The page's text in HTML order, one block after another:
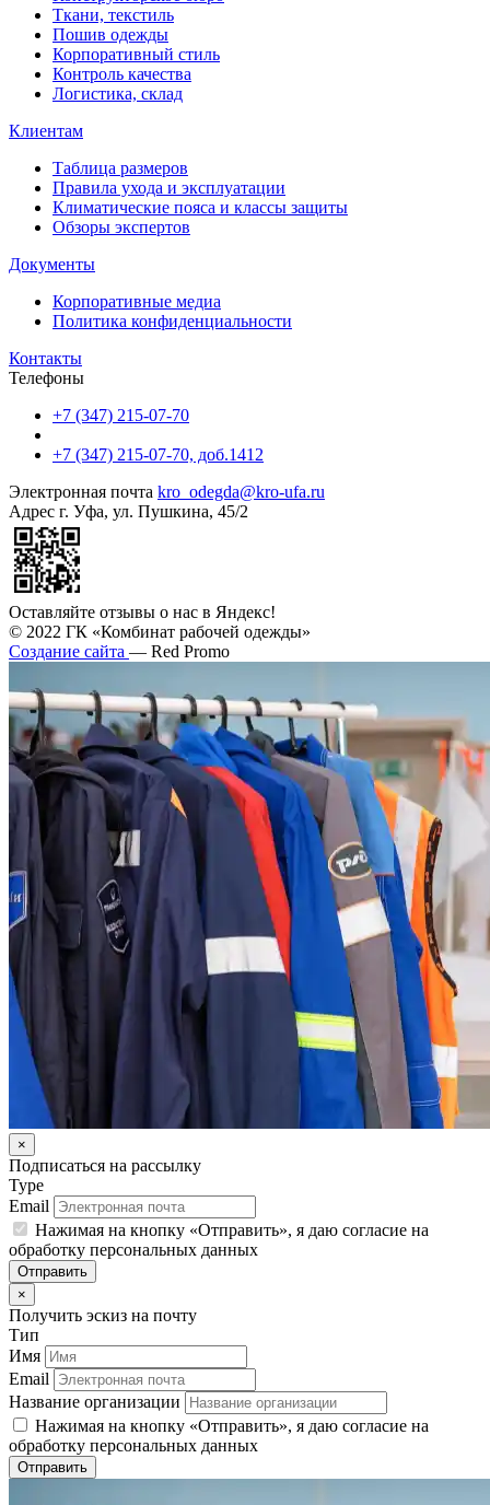
Ткани, текстиль
Пошив одежды
Корпоративный стиль
Контроль качества
Логистика, склад
Клиентам
Таблица размеров
Правила ухода и эксплуатации
Климатические пояса и классы защиты
Обзоры экспертов
Документы
Корпоративные медиа
Политика конфиденциальности
Контакты
Телефоны
+7 (347) 215-07-70
+7 (347) 215-07-70, доб.1412
Электронная почта kro_odegda@kro-ufa.ru
Адрес г. Уфа, ул. Пушкина, 45/2
Оставляйте отзывы о нас в Яндекс!
© 2022 ГК «Комбинат рабочей одежды»
Создание сайта — Red Promo
×
Подписаться на рассылку
Type
Email
Нажимая на кнопку «Отправить», я даю согласие на
обработку персональных данных
Отправить
×
Получить эскиз на почту
Тип
Имя
Email
Название организации
Нажимая на кнопку «Отправить», я даю согласие на
обработку персональных данных
Отправить